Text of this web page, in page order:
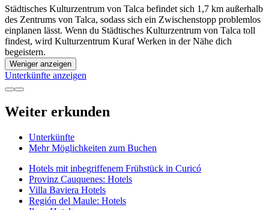
Städtisches Kulturzentrum von Talca befindet sich 1,7 km außerhalb
des Zentrums von Talca, sodass sich ein Zwischenstopp problemlos
einplanen lässt. Wenn du Städtisches Kulturzentrum von Talca toll
findest, wird Kulturzentrum Kuraf Werken in der Nähe dich
begeistern.
Weniger anzeigen
Unterkünfte anzeigen
Weiter erkunden
Unterkünfte
Mehr Möglichkeiten zum Buchen
Hotels mit inbegriffenem Frühstück in Curicó
Provinz Cauquenes: Hotels
Villa Baviera Hotels
Región del Maule: Hotels